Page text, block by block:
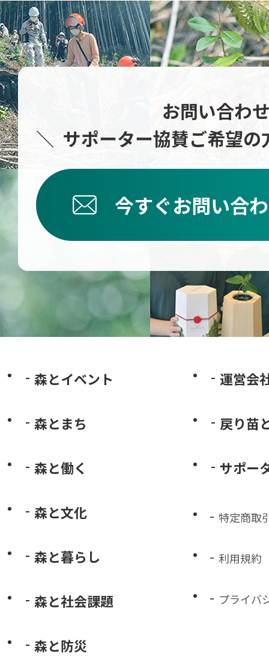
お問い合わ
サポーター協賛ご希望
今すぐお問い合
森とイベント
森とまち
森と働く
森と文化
森と暮らし
森と社会課題
森と防災
運営会
戻り苗
サポー
特定商取
利用規約
プライバ